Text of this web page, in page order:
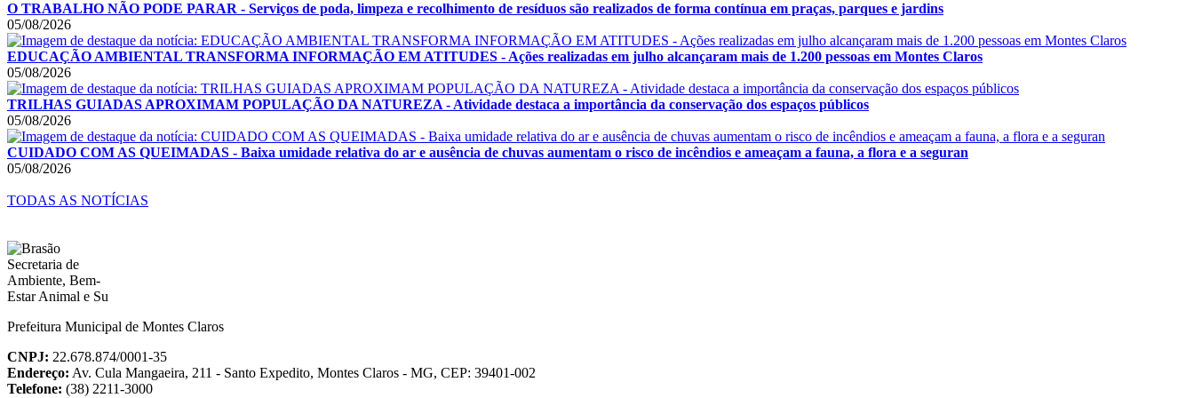
O TRABALHO NÃO PODE PARAR - Serviços de poda, limpeza e recolhimento de resíduos são realizados de forma contínua em praças, parques e jardins
05/08/2026
EDUCAÇÃO AMBIENTAL TRANSFORMA INFORMAÇÃO EM ATITUDES - Ações realizadas em julho alcançaram mais de 1.200 pessoas em Montes Claros
05/08/2026
TRILHAS GUIADAS APROXIMAM POPULAÇÃO DA NATUREZA - Atividade destaca a importância da conservação dos espaços públicos
05/08/2026
CUIDADO COM AS QUEIMADAS - Baixa umidade relativa do ar e ausência de chuvas aumentam o risco de incêndios e ameaçam a fauna, a flora e a seguran
05/08/2026
TODAS AS NOTÍCIAS
Prefeitura Municipal de Montes Claros
CNPJ: 22.678.874/0001-35
Endereço: Av. Cula Mangaeira, 211 - Santo Expedito, Montes Claros - MG, CEP: 39401-002
Telefone: (38) 2211-3000